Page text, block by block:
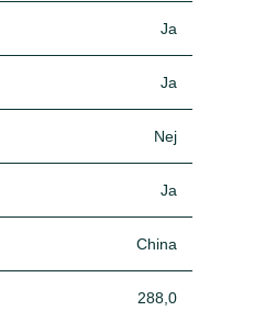
Ja
Ja
Nej
Ja
China
288,0